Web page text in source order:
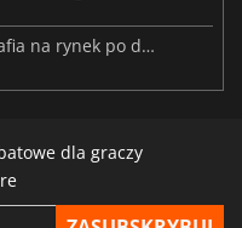
Forsaken Realms: Vahrin’s Call trafia na rynek po dziesięciu latach prac
dla graczy